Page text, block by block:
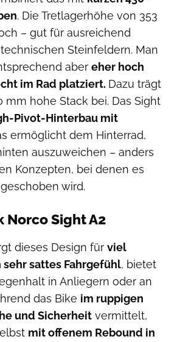
. Die Tretlagerhöhe von 353
– gut für ausreichend
Steinfeldern. Man
aber eher hoch
im Rad platziert. Dazu trägt
mm hohe Stack bei. Das Sight
Pivot-Hinterbau mit
ermöglicht dem Hinterrad,
auszuweichen – anders
Konzepten, bei denen es
wird.
Norco Sight A2
dieses Design für viel
sehr sattes Fahrgefühl, bietet
in Anliegern oder an
das Bike im ruppigen
und Sicherheit vermittelt,
mit offenem Rebound in